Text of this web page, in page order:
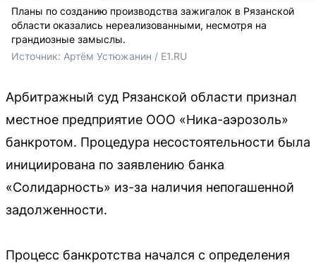
Планы по созданию производства зажигалок в Рязанской
области оказались нереализованными, несмотря на
грандиозные замыслы.
Источник: Артём Устюжанин / E1.RU
Арбитражный суд Рязанской области признал
местное предприятие ООО «Ника-аэрозоль»
банкротом. Процедура несостоятельности была
инициирована по заявлению банка
«Солидарность» из-за наличия непогашенной
задолженности.
Процесс банкротства начался с определения